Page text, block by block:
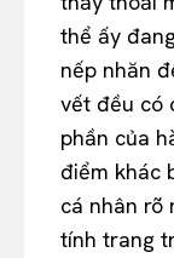
thể ấy
nếp nhăn
vết đều có
phần của
điểm khác
cá nhân rõ
tính trang